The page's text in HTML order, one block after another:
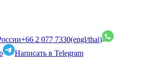
+66 2 077 7330(engl/thai)
Написать в Telegram